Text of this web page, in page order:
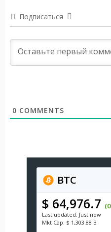
Подписаться
0 COMMENTS
BTC
$ 64,976.7
Last updated: Just now
Mkt Cap: $ 1,303.88 B